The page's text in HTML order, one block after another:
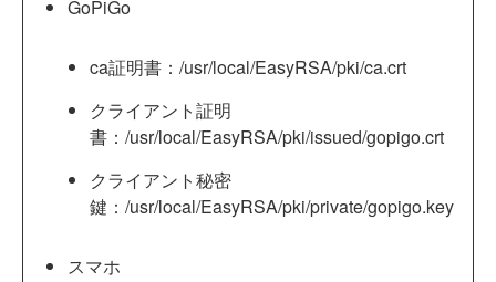
GoPiGo
ca証明書：/usr/local/EasyRSA/pki/ca.crt
クライアント証明
書：/usr/local/EasyRSA/pki/issued/gopigo.crt
クライアント秘密
鍵：/usr/local/EasyRSA/pki/private/gopigo.key
スマホ